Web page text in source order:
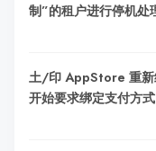
制”的租户进行停机
土/印 AppStore 重新
开始要求绑定支付方